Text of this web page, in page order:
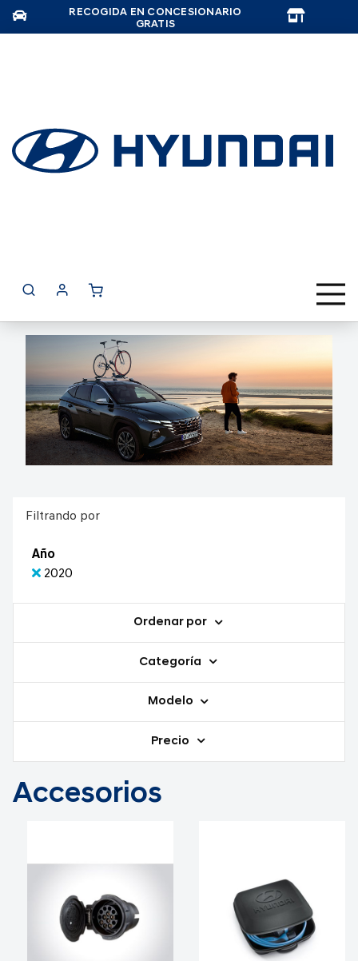
RECOGIDA EN CONCESIONARIO
GRATIS
Filtrando por
Año
2020
Ordenar por
Categoría
Modelo
Precio
Accesorios